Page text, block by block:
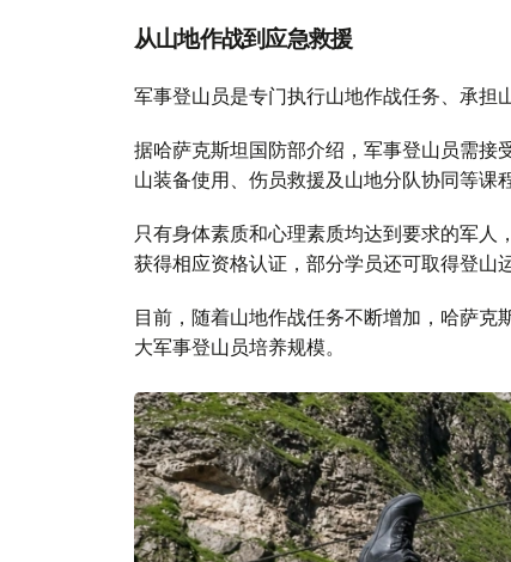
从山地作战到应急救援
军事登山员是专门执行山地作战任务、承担
据哈萨克斯坦国防部介绍，军事登山员需接
山装备使用、伤员救援及山地分队协同等课
只有身体素质和心理素质均达到要求的军
获得相应资格认证，部分学员还可取得登山
目前，随着山地作战任务不断增加，哈萨
大军事登山员培养规模。